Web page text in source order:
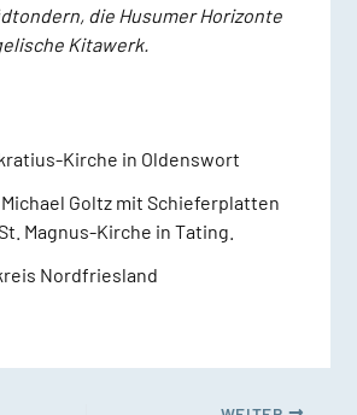
die Husumer Horizonte
Kitawerk.
Kirche in Oldenswort
Goltz mit Schieferplatten
Magnus-Kirche in Tating.
Nordfriesland